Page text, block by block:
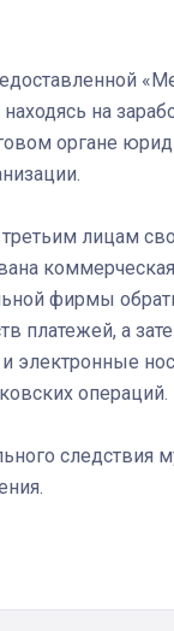
на
органе
лицам
фирмы
платежей, а
электронные
операций.